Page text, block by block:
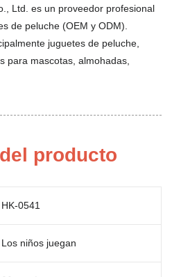
Ltd. es un proveedor profesional
de peluche (OEM y ODM).
juguetes de peluche,
para mascotas, almohadas,
producto
HK-0541
Los niños juegan